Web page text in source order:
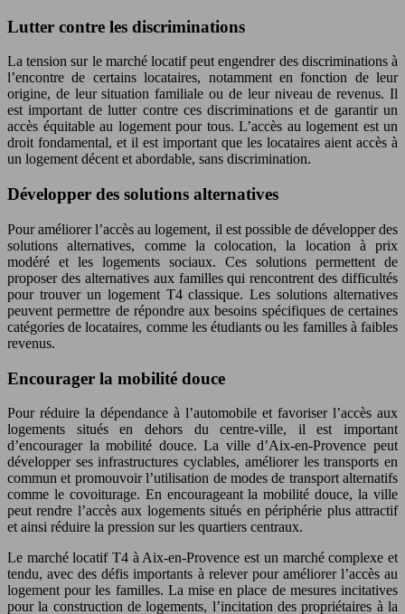
Lutter contre les discriminations
La tension sur le marché locatif peut engendrer des discriminations à
l’encontre de certains locataires, notamment en fonction de leur
origine, de leur situation familiale ou de leur niveau de revenus. Il
est important de lutter contre ces discriminations et de garantir un
accès équitable au logement pour tous. L’accès au logement est un
droit fondamental, et il est important que les locataires aient accès à
un logement décent et abordable, sans discrimination.
Développer des solutions alternatives
Pour améliorer l’accès au logement, il est possible de développer des
solutions alternatives, comme la colocation, la location à prix
modéré et les logements sociaux. Ces solutions permettent de
proposer des alternatives aux familles qui rencontrent des difficultés
pour trouver un logement T4 classique. Les solutions alternatives
peuvent permettre de répondre aux besoins spécifiques de certaines
catégories de locataires, comme les étudiants ou les familles à faibles
revenus.
Encourager la mobilité douce
Pour réduire la dépendance à l’automobile et favoriser l’accès aux
logements situés en dehors du centre-ville, il est important
d’encourager la mobilité douce. La ville d’Aix-en-Provence peut
développer ses infrastructures cyclables, améliorer les transports en
commun et promouvoir l’utilisation de modes de transport alternatifs
comme le covoiturage. En encourageant la mobilité douce, la ville
peut rendre l’accès aux logements situés en périphérie plus attractif
et ainsi réduire la pression sur les quartiers centraux.
Le marché locatif T4 à Aix-en-Provence est un marché complexe et
tendu, avec des défis importants à relever pour améliorer l’accès au
logement pour les familles. La mise en place de mesures incitatives
pour la construction de logements, l’incitation des propriétaires à la